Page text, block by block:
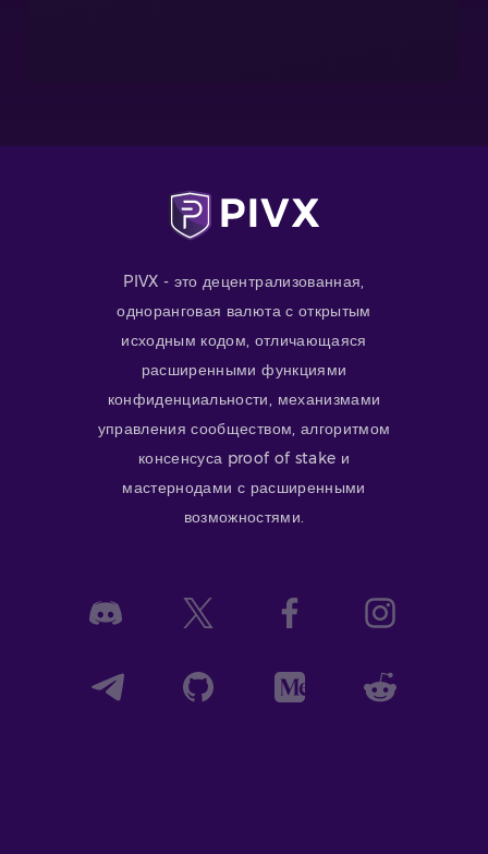
PIVX - это децентрализованная,
одноранговая валюта с открытым
исходным кодом, отличающаяся
расширенными функциями
конфиденциальности, механизмами
управления сообществом, алгоритмом
консенсуса proof of stake и
мастернодами с расширенными
возможностями.